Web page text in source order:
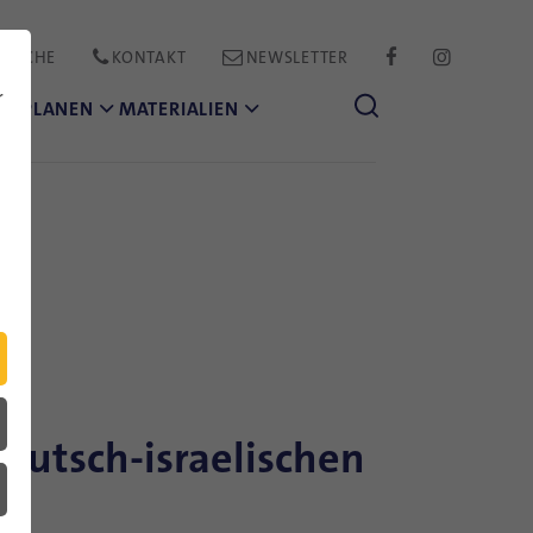
KONTAKT NEWSLETTER FACEBOOK
PLANEN MATERIALIEN
israelischen